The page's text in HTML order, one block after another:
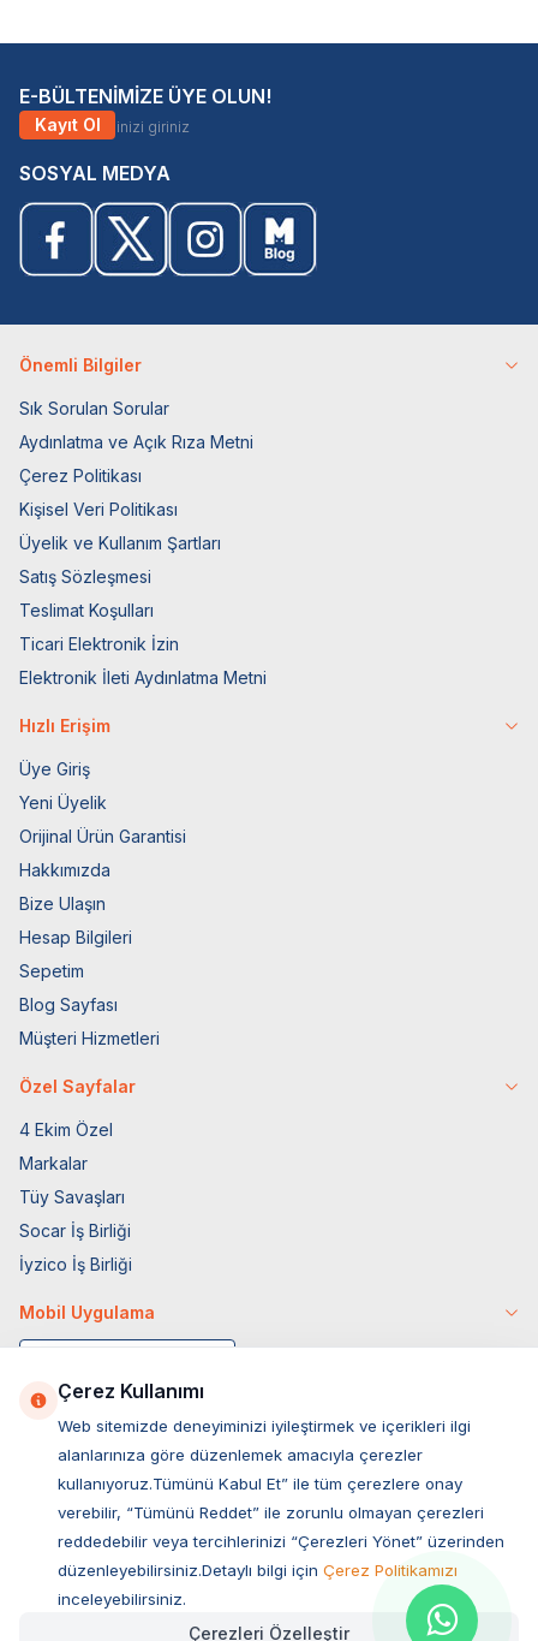
E-BÜLTENİMİZE ÜYE OLUN!
Kayıt Ol
SOSYAL MEDYA
Önemli Bilgiler
Sık Sorulan Sorular
Aydınlatma ve Açık Rıza Metni
Çerez Politikası
Kişisel Veri Politikası
Üyelik ve Kullanım Şartları
Satış Sözleşmesi
Teslimat Koşulları
Ticari Elektronik İzin
Elektronik İleti Aydınlatma Metni
Hızlı Erişim
Üye Giriş
Yeni Üyelik
Orijinal Ürün Garantisi
Hakkımızda
Bize Ulaşın
Hesap Bilgileri
Sepetim
Blog Sayfası
Müşteri Hizmetleri
Özel Sayfalar
4 Ekim Özel
Markalar
Tüy Savaşları
Socar İş Birliği
İyzico İş Birliği
Mobil Uygulama
Müşteri Hizmetleri
Çerez Kullanımı
Web sitemizde deneyiminizi iyileştirmek ve içerikleri ilgi
alanlarınıza göre düzenlemek amacıyla çerezler
kullanıyoruz.Tümünü Kabul Et” ile tüm çerezlere onay
verebilir, “Tümünü Reddet” ile zorunlu olmayan çerezleri
reddedebilir veya tercihlerinizi “Çerezleri Yönet” üzerinden
düzenleyebilirsiniz.Detaylı bilgi için Çerez Politikamızı
inceleyebilirsiniz.
Çerezleri Özelleştir